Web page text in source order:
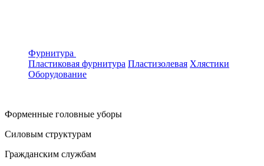
Фурнитура
Пластиковая фурнитура Пластизолевая Хлястики
Оборудование
Форменные головные уборы
Силовым структурам
Гражданским службам